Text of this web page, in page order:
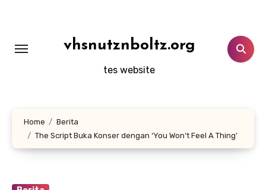
vhsnutznboltz.org
tes website
Home
Berita
The Script Buka Konser dengan ‘You Won’t Feel A Thing’